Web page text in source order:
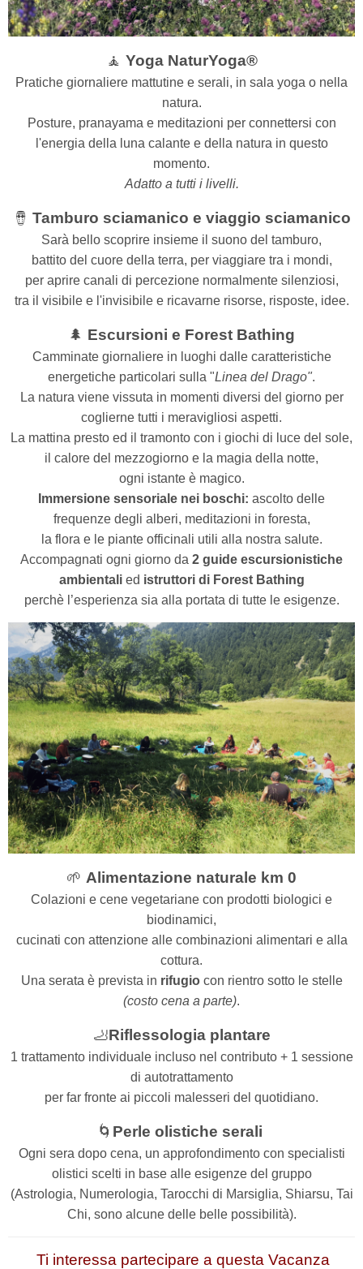
🧘 Yoga NaturYoga®
Pratiche giornaliere mattutine e serali, in sala yoga o nella
natura.
Posture, pranayama e meditazioni per connettersi con
l'energia della luna calante e della natura in questo
momento.
Adatto a tutti i livelli.
🪘 Tamburo sciamanico e viaggio sciamanico
Sarà bello scoprire insieme il suono del tamburo,
battito del cuore della terra, per viaggiare tra i mondi,
per aprire canali di percezione normalmente silenziosi,
tra il visibile e l'invisibile e ricavarne risorse, risposte, idee.
🌲 Escursioni e Forest Bathing
Camminate giornaliere in luoghi dalle caratteristiche
energetiche particolari sulla "Linea del Drago".
La natura viene vissuta in momenti diversi del giorno per
coglierne tutti i meravigliosi aspetti.
La mattina presto ed il tramonto con i giochi di luce del sole,
il calore del mezzogiorno e la magia della notte,
ogni istante è magico.
Immersione sensoriale nei boschi: ascolto delle
frequenze degli alberi, meditazioni in foresta,
la flora e le piante officinali utili alla nostra salute.
Accompagnati ogni giorno da 2 guide escursionistiche
ambientalied istruttori di Forest Bathing
perchè l’esperienza sia alla portata di tutte le esigenze.
🌱 Alimentazione naturale km 0
Colazioni e cene vegetariane con prodotti biologici e
biodinamici,
cucinati con attenzione alle combinazioni alimentari e alla
cottura.
Una serata è prevista in rifugiocon rientro sotto le stelle
(costo cena a parte).
🦶Riflessologia plantare
1 trattamento individuale incluso nel contributo + 1 sessione
di autotrattamento
per far fronte ai piccoli malesseri del quotidiano.
🌀 Perle olistiche serali
Ogni sera dopo cena, un approfondimento con specialisti
olistici scelti in base alle esigenze del gruppo
(Astrologia, Numerologia, Tarocchi di Marsiglia, Shiarsu, Tai
Chi, sono alcune delle belle possibilità).
Ti interessa partecipare a questa Vacanza